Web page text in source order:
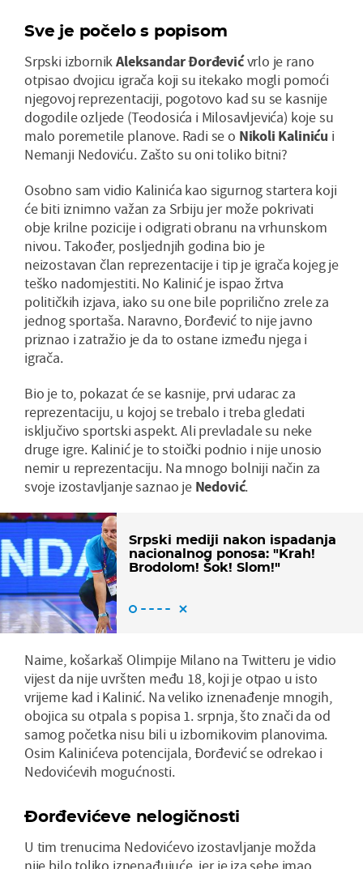
Sve je počelo s popisom
Srpski izbornikAleksandar Đorđevićvrlo je rano
otpisao dvojicu igrača koji su itekako mogli pomoći
njegovoj reprezentaciji, pogotovo kad su se kasnije
dogodile ozljede (Teodosića i Milosavljevića) koje su
malo poremetile planove. Radi se o Nikoli Kaliniću i
Nemanji Nedoviću. Zašto su oni toliko bitni?
Osobno sam vidio Kalinića kao sigurnog startera koji
će biti iznimno važan za Srbiju jer može pokrivati
obje krilne pozicije i odigrati obranu na vrhunskom
nivou. Također, posljednjih godina bio je
neizostavan član reprezentacije i tip je igrača kojeg je
teško nadomjestiti. No Kalinić je ispao žrtva
političkih izjava, iako su one bile poprilično zrele za
jednog sportaša. Naravno, Đorđević to nije javno
priznao i zatražio je da to ostane između njega i
igrača.
Bio je to, pokazat će se kasnije, prvi udarac za
reprezentaciju, u kojoj se trebalo i treba gledati
isključivo sportski aspekt. Ali prevladale su neke
druge igre. Kalinić je to stoički podnio i nije unosio
nemir u reprezentaciju. Na mnogo bolniji način za
svoje izostavljanje saznao je Nedović.
Srpski mediji nakon ispadanja
nacionalnog ponosa: "Krah!
Brodolom! Šok! Slom!"
Naime, košarkaš Olimpije Milano na Twitteru je vidio
vijest da nije uvršten među 18, koji je otpao u isto
vrijeme kad i Kalinić. Na veliko iznenađenje mnogih,
obojica su otpala s popisa 1. srpnja, što znači da od
samog početka nisu bili u izbornikovim planovima.
Osim Kalinićeva potencijala, Đorđević se odrekao i
Nedovićevih mogućnosti.
Đorđevićeve nelogičnosti
U tim trenucima Nedovićevo izostavljanje možda
nije bilo toliko iznenađujuće, jer je iza sebe imao